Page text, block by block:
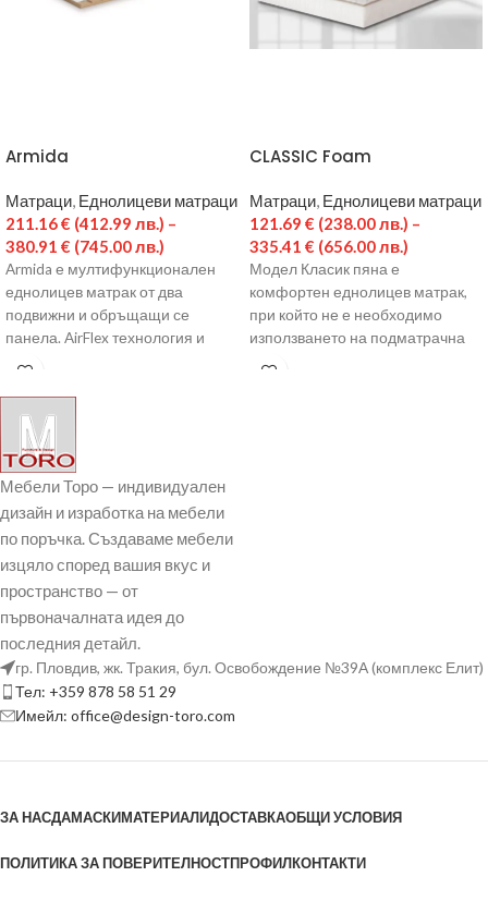
Armida
Матраци, Еднолицеви матраци
211.16€ (412.99 лв.) –
380.91 € (745.00 лв.)
Armida е мултифункционален
еднолицев матрак от два
подвижни и обръщащи се
панела. AirFlex технология и
CLASSIC Foam
Матраци, Еднолицеви матраци
121.69 € (238.00 лв.) –
335.41 € (656.00 лв.)
Модел Класик пяна е
комфортен еднолицев матрак,
при който не е необходимо
използването на подматрачна
Мебели Торо — индивидуален
дизайн и изработка на мебели
по поръчка. Създаваме мебели
изцяло според вашия вкус и
пространство — от
първоначалната идея до
последния детайл.
гр. Пловдив, жк. Тракия, бул. Освобождение №39А (комплекс Елит)
Тел: +359 878 58 51 29
Имейл: office@design-toro.com
ЗА НАСДАМАСКИМАТЕРИАЛИДОСТАВКАОБЩИ УСЛОВИЯ
ПОЛИТИКА ЗА ПОВЕРИТЕЛНОСТПРОФИЛКОНТАКТИ